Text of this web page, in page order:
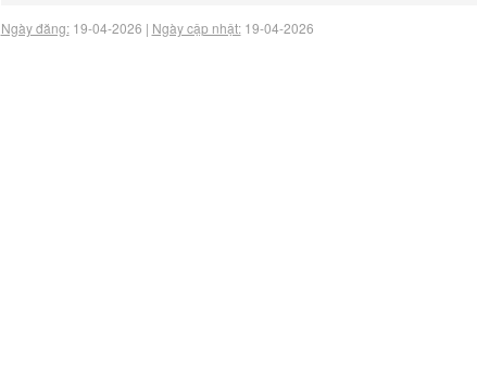
Ngày đăng:19-04-2026 | Ngày cập nhật:19-04-2026